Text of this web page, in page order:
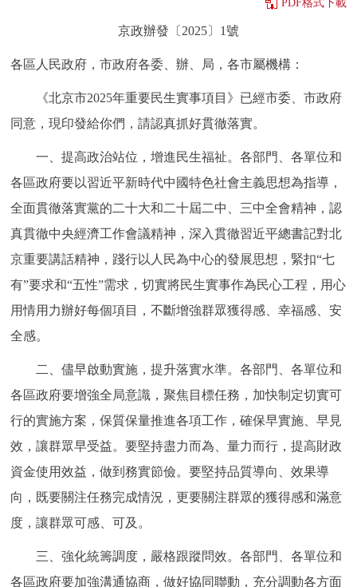
便民服務 利企服務 投資項目
政民互動
12345網上接訴即辦 我要諮詢 我要建議
參與調查 線上訪談 圖説互動
走進北京
綠色北京 圖説北京 視頻北京
ENGLISH 한국어 日本語
DEUTSCH FRANÇAIS РУССКИЙ ЯЗЫК
PDF格式下載
京政辦發〔2025〕1號
各區人民政府，市政府各委、辦、局，各市屬機構：
《北京市2025年重要民生實事項目》已經市委、市政府
同意，現印發給你們，請認真抓好貫徹落實。
一、提高政治站位，增進民生福祉。各部門、各單位和
各區政府要以習近平新時代中國特色社會主義思想為指導，
全面貫徹落實黨的二十大和二十屆二中、三中全會精神，認
真貫徹中央經濟工作會議精神，深入貫徹習近平總書記對北
京重要講話精神，踐行以人民為中心的發展思想，緊扣“七
有”要求和“五性”需求，切實將民生實事作為民心工程，用心
用情用力辦好每個項目，不斷增強群眾獲得感、幸福感、安
全感。
二、儘早啟動實施，提升落實水準。各部門、各單位和
各區政府要增強全局意識，聚焦目標任務，加快制定切實可
行的實施方案，保質保量推進各項工作，確保早實施、早見
效，讓群眾早受益。要堅持盡力而為、量力而行，提高財政
資金使用效益，做到務實節儉。要堅持品質導向、效果導
向，既要關注任務完成情況，更要關注群眾的獲得感和滿意
度，讓群眾可感、可及。
三、強化統籌調度，嚴格跟蹤問效。各部門、各單位和
各區政府要加強溝通協商，做好協同聯動，充分調動各方面